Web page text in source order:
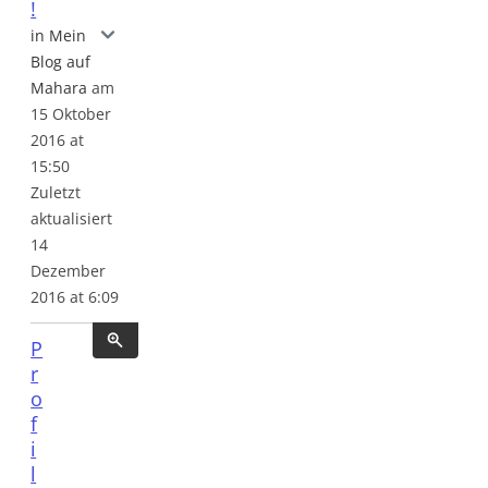
!
Videos - nicht nur analog flippig!
in Mein
Blog auf
Maharaam
15 Oktober
2016 at
15:50
Zuletzt
aktualisiert
14
Dezember
2016 at 6:09
P
r
o
f
i
l